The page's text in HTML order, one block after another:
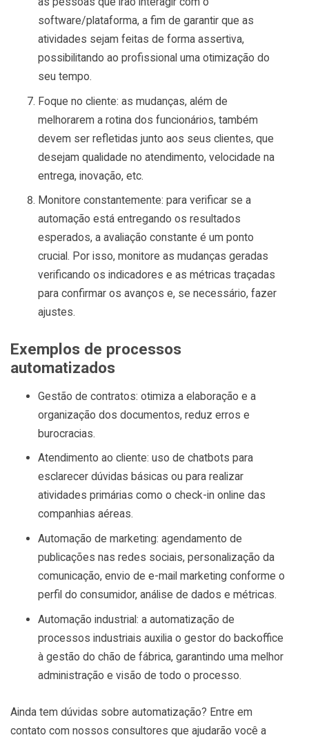
software/plataforma, a fim de garantir que as
atividades sejam feitas de forma assertiva,
possibilitando ao profissional uma otimização do
seu tempo.
Foque no cliente: as mudanças, além de
melhorarem a rotina dos funcionários, também
devem ser refletidas junto aos seus clientes, que
desejam qualidade no atendimento, velocidade na
entrega, inovação, etc.
Monitore constantemente: para verificar se a
automação está entregando os resultados
esperados, a avaliação constante é um ponto
crucial. Por isso, monitore as mudanças geradas
verificando os indicadores e as métricas traçadas
para confirmar os avanços e, se necessário, fazer
ajustes.
Exemplos de processos
automatizados
Gestão de contratos: otimiza a elaboração e a
organização dos documentos, reduz erros e
burocracias.
Atendimento ao cliente: uso de chatbots para
esclarecer dúvidas básicas ou para realizar
atividades primárias como o check-in online das
companhias aéreas.
Automação de marketing: agendamento de
publicações nas redes sociais, personalização da
comunicação, envio de e-mail marketing conforme o
perfil do consumidor, análise de dados e métricas.
Automação industrial: a automatização de
processos industriais auxilia o gestor do backoffice
à gestão do chão de fábrica, garantindo uma melhor
administração e visão de todo o processo.
Ainda tem dúvidas sobre automatização? Entre em
contato com nossos consultores que ajudarão você a